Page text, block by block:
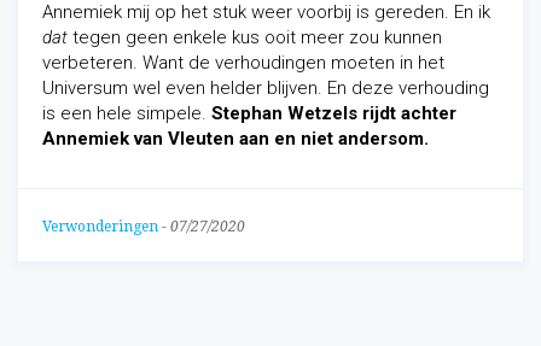
Annemiek mij op het stuk weer voorbij is gereden. En ik
dat tegen geen enkele kus ooit meer zou kunnen
verbeteren. Want de verhoudingen moeten in het
Universum wel even helder blijven. En deze verhouding
is een hele simpele. Stephan Wetzels rijdt achter
Annemiek van Vleuten aan en niet andersom.
Verwonderingen - 07/27/2020